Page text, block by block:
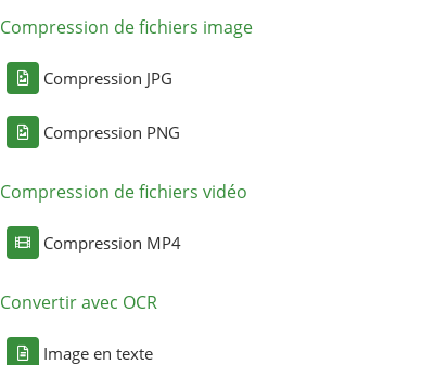
Compression de fichiers image
Compression JPG
Compression PNG
Compression de fichiers vidéo
Compression MP4
Convertir avec OCR
Image en texte